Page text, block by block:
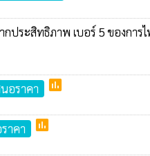
ะสิทธิภาพ เบอร์ 5 ของการไ
อราคา poll
าคา poll